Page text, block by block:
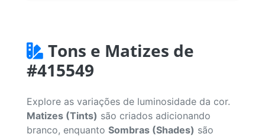
Tons e Matizes de
#415549
Explore as variações de luminosidade da cor.
Matizes (Tints) são criados adicionando
branco, enquanto Sombras (Shades) são